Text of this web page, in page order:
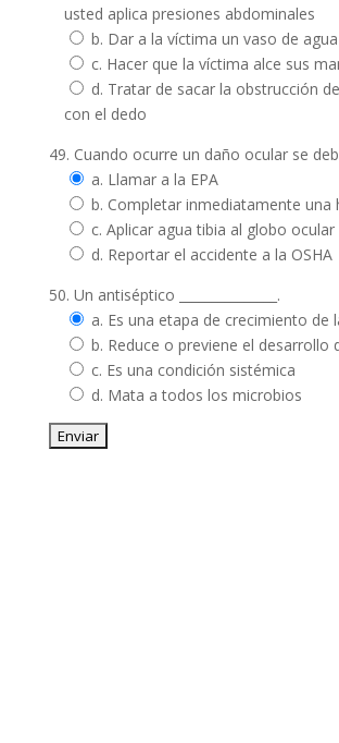
usted aplica presiones abdominales
b. Dar a la víctima un vaso de agua
c. Hacer que la víctima alce sus
d. Tratar de sacar la obstrucción
con el dedo
49. Cuando ocurre un daño ocular se debe
a. Llamar a la EPA
b. Completar inmediatamente una
c. Aplicar agua tibia al globo ocular
d. Reportar el accidente a la OSHA
50. Un antiséptico _______________.
a. Es una etapa de crecimiento de
b. Reduce o previene el desarrollo
c. Es una condición sistémica
d. Mata a todos los microbios